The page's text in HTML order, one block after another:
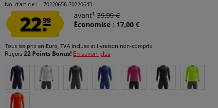
No. d’article :
70220658-70220643
22.99
avant1 39,99 €
Économise : 17,00 €
Tous les prix en Euro, TVA incluse et livraison non-compris
Reçois 22 Points Bonus! En savoir plus